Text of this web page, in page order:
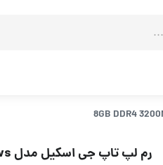
رم لپ تاپ جی اسکیل مدل 8GB DDR4 3200MHz CL22 Ripjaws